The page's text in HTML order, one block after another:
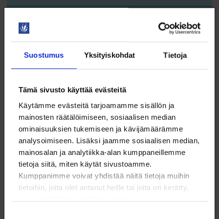
Suostumus Yksityiskohdat Tietoja
Tämä sivusto käyttää evästeitä
Käytämme evästeitä tarjoamamme sisällön ja
mainosten räätälöimiseen, sosiaalisen median
ominaisuuksien tukemiseen ja kävijämäärämme
analysoimiseen. Lisäksi jaamme sosiaalisen median,
mainosalan ja analytiikka-alan kumppaneillemme
tietoja siitä, miten käytät sivustoamme.
Kumppanimme voivat yhdistää näitä tietoja muihin
tietoihin, joita olet antanut heille tai joita on kerätty,
ChatGPT 1 – perusteet
12.8. klo 9:00 – 11:00
WEBINAARI
KOULUTUS
TEKOÄLY